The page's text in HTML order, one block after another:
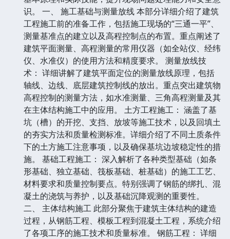
识。 一、 施工基础与测量放线 本部分详细介绍了建筑
工程施工前的准备工作，包括施工现场的“三通一平”、
测量基准点的建立以及高程控制点的布置。重点阐述了
建筑平面测量、高程测量的常用仪器（如全站仪、经纬
仪、水准仪）的使用方法和精度要求。 测量放线技
术： 详细讲解了建筑平面定位的测量放线原理，包括
轴线、边线、底层建筑控制线的放出。重点突出建筑物
高程控制的测量方法，如水准测量、三角高程测量及其
在主体结构施工中的应用。 土方工程施工： 涵盖了基
坑（槽）的开挖、支挡、放坡等施工技术，以及回填土
的夯实方法和质量检测标准。详细介绍了不同土质条件
下的土方施工注意事项，以及确保基坑边坡稳定性的措
施。 基础工程施工： 深入解析了各种类型基础（如条
形基础、独立基础、筏板基础、桩基础）的施工工艺、
材料要求和质量控制要点。特别强调了钢筋的绑扎、混
凝土的浇筑与养护，以及基础沉降观测的重要性。
二、 主体结构施工 此部分聚焦于建筑主体结构的建造
过程，从钢筋工程、模板工程到混凝土工程，系统介绍
了各项工序的施工技术和质量标准。 钢筋工程： 详细